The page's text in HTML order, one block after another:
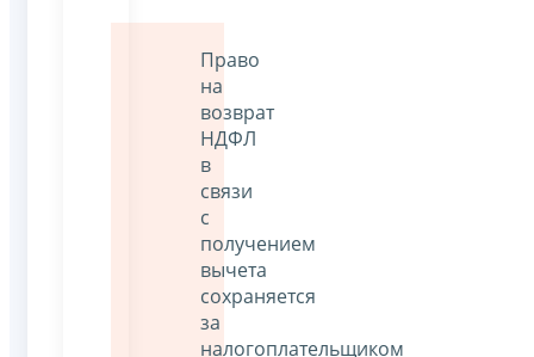
Право
на
возврат
НДФЛ
в
связи
с
получением
вычета
сохраняется
за
налогоплательщиком